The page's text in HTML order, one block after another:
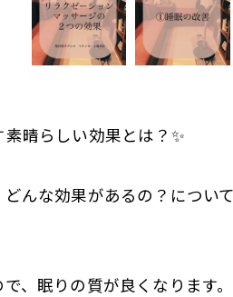
晴らしい効果とは？✨
んな効果があるの？について
、眠りの質が良くなります。